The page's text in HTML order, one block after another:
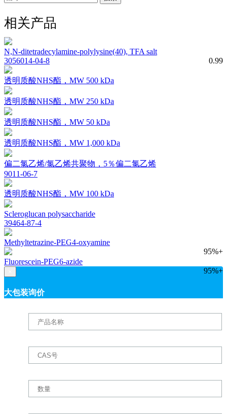
相关产品
N,N-ditetradecylamine-polylysine(40), TFA salt
0.99
3056014-04-8
透明质酸NHS酯，MW 500 kDa
透明质酸NHS酯，MW 250 kDa
透明质酸NHS酯，MW 50 kDa
透明质酸NHS酯，MW 1,000 kDa
偏二氯乙烯/氯乙烯共聚物，5％偏二氯乙烯
9011-06-7
透明质酸NHS酯，MW 100 kDa
Scleroglucan polysaccharide
39464-87-4
Methyltetrazine-PEG4-oxyamine
95%+
Fluorescein-PEG6-azide
95%+
大包装询价